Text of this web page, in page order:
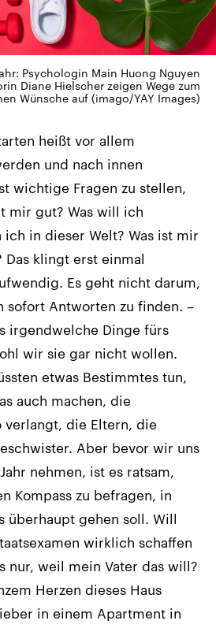
Psychologin Main Huong Nguyen
Diane Hielscher zeigen Wege zum
Wünsche auf (imago/YAY Images)
heißt vor allem
und nach innen
wichtige Fragen zu stellen,
mir gut? Was will ich
in dieser Welt? Was ist mir
klingt erst einmal
Es geht nicht darum,
sofort Antworten zu finden. –
irgendwelche Dinge fürs
wir sie gar nicht wollen.
etwas Bestimmtes tun,
auch machen, die
verlangt, die Eltern, die
Aber bevor wir uns
nehmen, ist es ratsam,
Kompass zu befragen, in
überhaupt gehen soll. Will
wirklich schaffen
nur, weil mein Vater das will?
Herzen dieses Haus
in einem Apartment in